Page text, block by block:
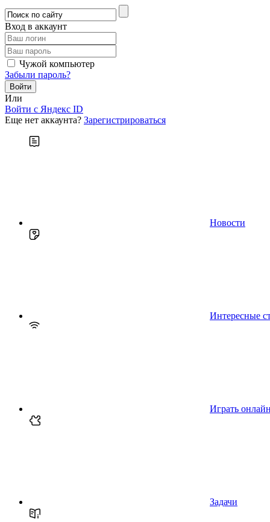
Вход в аккаунт
Чужой компьютер
Забыли пароль?
Или
Войти c Яндекс ID
Еще нет аккаунта? Зарегистрироваться
Новости
Интересные
Играть онлайн
Задачи